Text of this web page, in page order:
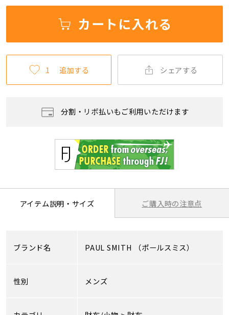
カートに入れる
1 追加する シェアする
分割・リボ払いもご利用いただけます
アイテム説明・サイズ ご購入時の注意点
ブランド名 PAUL SMITH （ポールスミス）
性別 メンズ